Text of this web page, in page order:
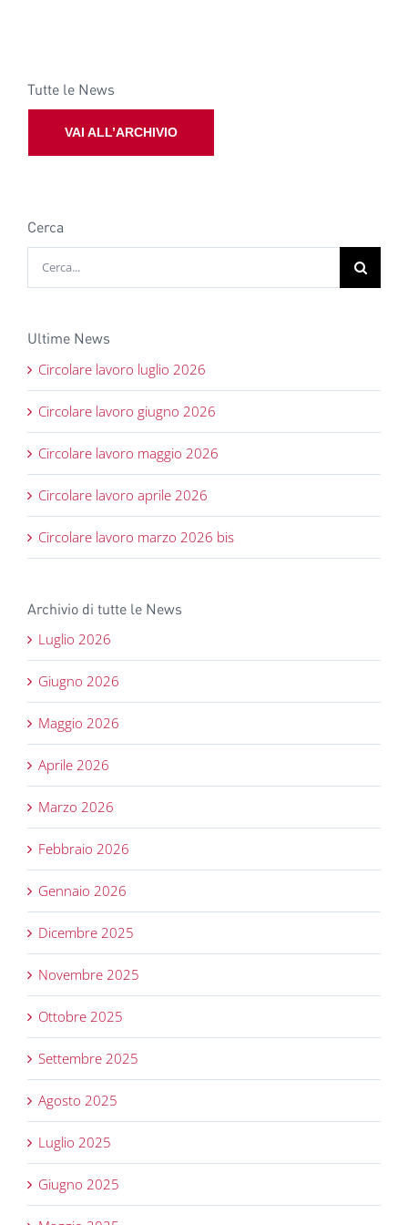
Tutte le News
VAI ALL’ARCHIVIO
Cerca
Ultime News
Circolare lavoro luglio 2026
Circolare lavoro giugno 2026
Circolare lavoro maggio 2026
Circolare lavoro aprile 2026
Circolare lavoro marzo 2026 bis
Archivio di tutte le News
Luglio 2026
Giugno 2026
Maggio 2026
Aprile 2026
Marzo 2026
Febbraio 2026
Gennaio 2026
Dicembre 2025
Novembre 2025
Ottobre 2025
Settembre 2025
Agosto 2025
Luglio 2025
Giugno 2025